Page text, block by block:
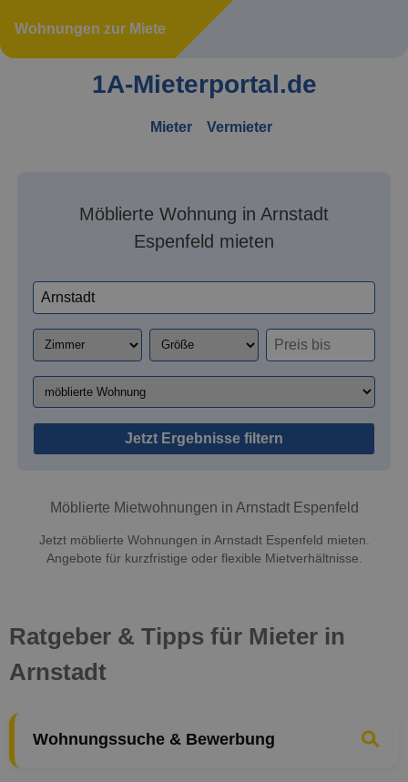
Wohnungen zur Miete
1A-Mieterportal.de
Mieter Vermieter
Möblierte Wohnung in Arnstadt
Espenfeld mieten
Jetzt Ergebnisse filtern
Möblierte Mietwohnungen in Arnstadt Espenfeld
Jetzt möblierte Wohnungen in Arnstadt Espenfeld mieten.
Angebote für kurzfristige oder flexible Mietverhältnisse.
Ratgeber & Tipps für Mieter in
Arnstadt
Wohnungssuche & Bewerbung